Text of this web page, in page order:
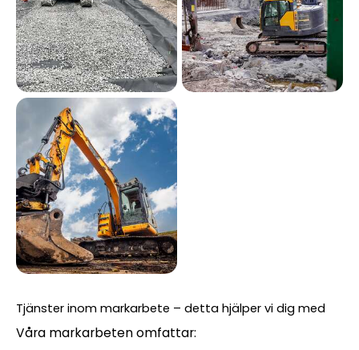
Tjänster inom markarbete – detta hjälper vi dig med
Våra markarbeten omfattar: